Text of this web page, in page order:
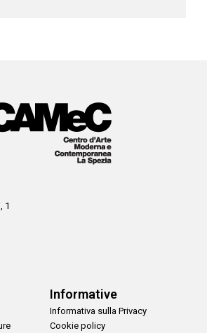
1
Informative
Informativa sulla Privacy
Cookie policy